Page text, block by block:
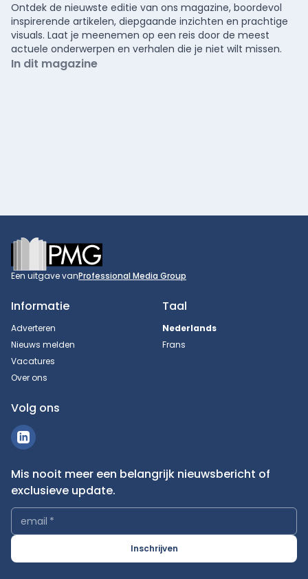
Ontdek de nieuwste editie van ons magazine, boordevol
inspirerende artikelen, diepgaande inzichten en prachtige
visuals. Laat je meenemen op een reis door de meest
actuele onderwerpen en verhalen die je niet wilt missen.
In dit magazine
Footer
Een uitgave vanProfessional Media Group
Informatie
Adverteren
Nieuws melden
Vacatures
Over ons
Taal
Nederlands
Frans
Volg ons
Mis nooit meer een belangrijk nieuwsbericht of
exclusieve update.
email *
Inschrijven